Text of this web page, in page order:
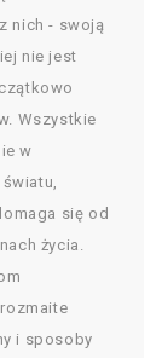
nich - swoją
nie jest
Wszystkie
w
się od
życia.
i sposoby